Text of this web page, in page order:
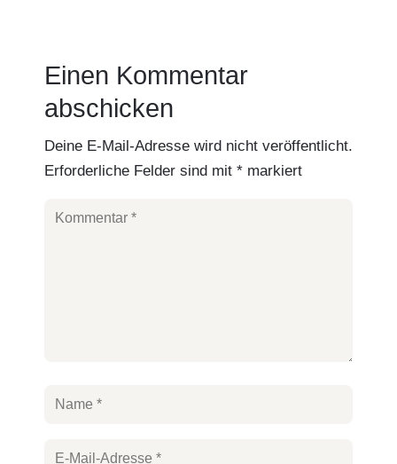
Einen Kommentar
abschicken
Deine E-Mail-Adresse wird nicht veröffentlicht.
Erforderliche Felder sind mit * markiert